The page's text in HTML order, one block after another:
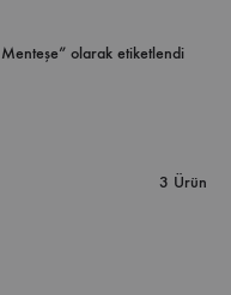
olarak etiketlendi
3 Ürün